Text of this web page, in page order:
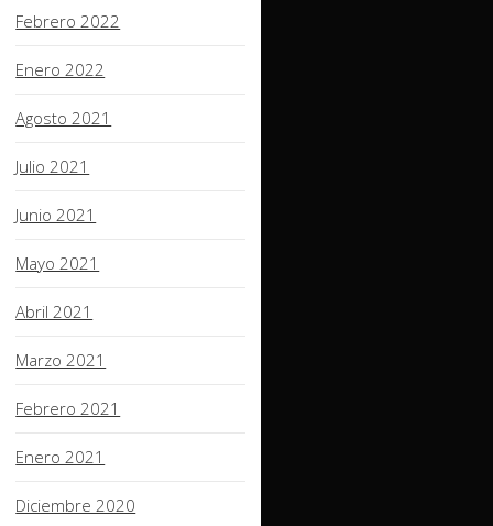
Febrero 2022
Enero 2022
Agosto 2021
Julio 2021
Junio 2021
Mayo 2021
Abril 2021
Marzo 2021
Febrero 2021
Enero 2021
Diciembre 2020